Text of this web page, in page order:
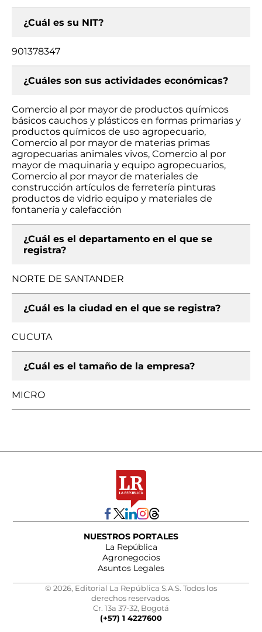
¿Cuál es su NIT?
901378347
¿Cuáles son sus actividades económicas?
Comercio al por mayor de productos químicos
básicos cauchos y plásticos en formas primarias y
productos químicos de uso agropecuario,
Comercio al por mayor de materias primas
agropecuarias animales vivos, Comercio al por
mayor de maquinaria y equipo agropecuarios,
Comercio al por mayor de materiales de
construcción artículos de ferretería pinturas
productos de vidrio equipo y materiales de
fontanería y calefacción
¿Cuál es el departamento en el que se
registra?
NORTE DE SANTANDER
¿Cuál es la ciudad en el que se registra?
CUCUTA
¿Cuál es el tamaño de la empresa?
MICRO
NUESTROS PORTALES
La República
Agronegocios
Asuntos Legales
© 2026, Editorial La República S.A.S. Todos los
derechos reservados.
Cr. 13a 37-32, Bogotá
(+57) 1 4227600